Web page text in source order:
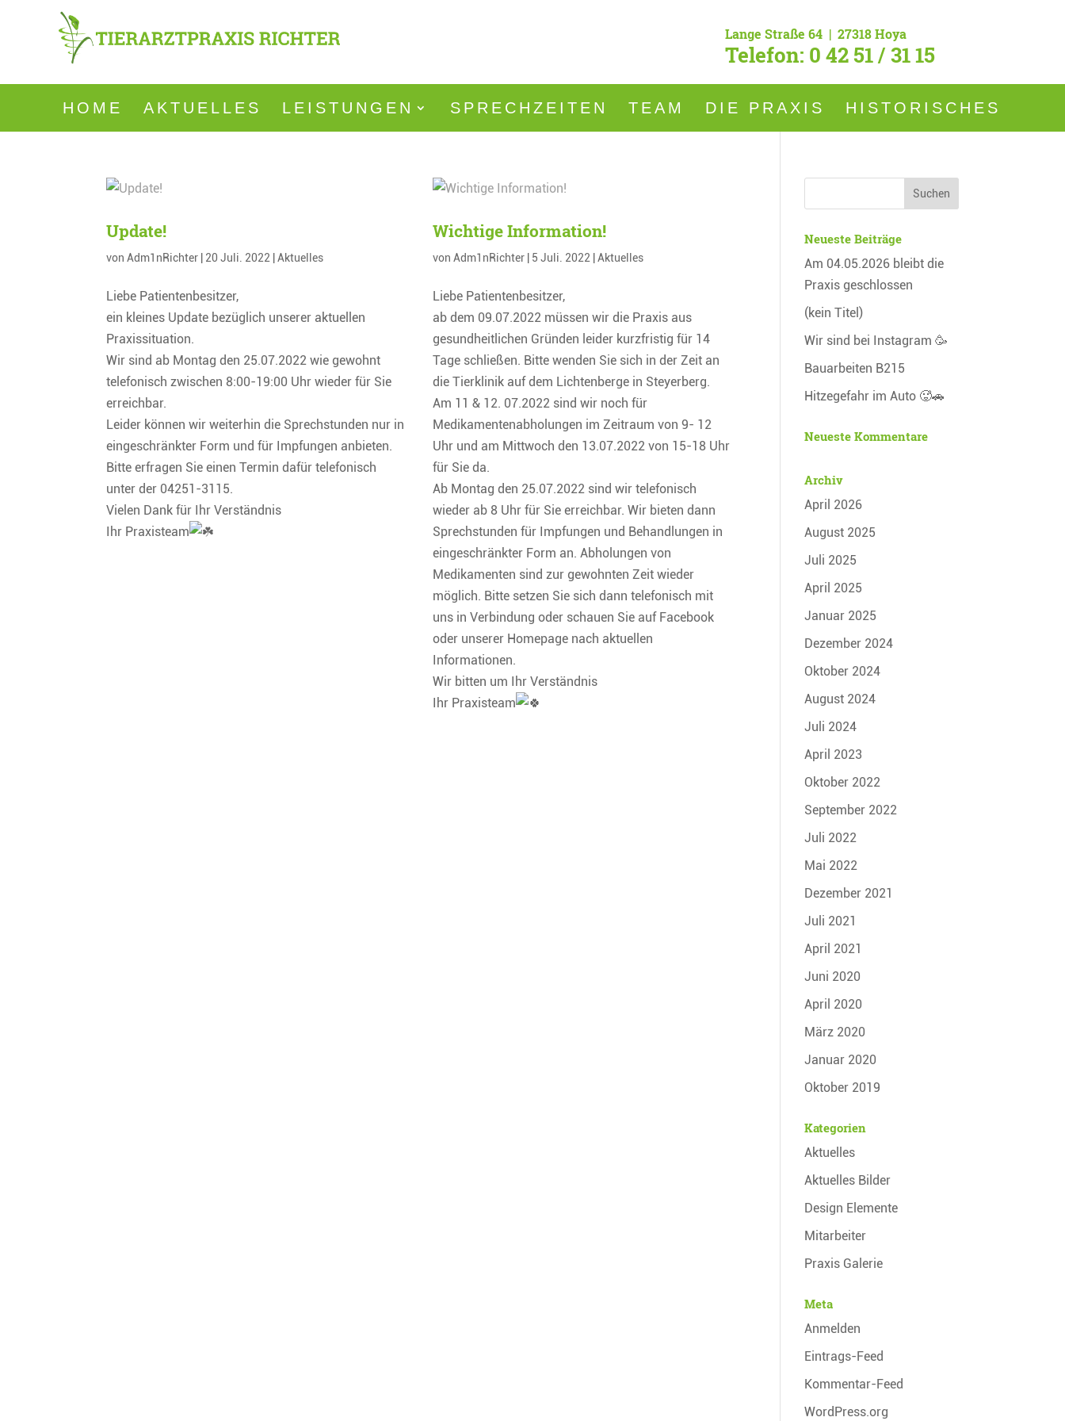
Lange Straße 64 | 27318 Hoya
Telefon: 0 42 51 / 31 15
HOME AKTUELLES LEISTUNGEN SPRECHZEITEN TEAM DIE PRAXIS HISTORISCHES
Update!
vonAdm1nRichter 20 Juli. 2022 |Aktuelles
Liebe Patientenbesitzer,
ein kleines Update bezüglich unserer aktuellen
Praxissituation.
Wir sind ab Montag den 25.07.2022 wie gewohnt
telefonisch zwischen 8:00-19:00 Uhr wieder für Sie
erreichbar.
Leider können wir weiterhin die Sprechstunden nur in
eingeschränkter Form und für Impfungen anbieten.
Bitte erfragen Sie einen Termin dafür telefonisch
unter der 04251-3115.
Vielen Dank für Ihr Verständnis
Ihr Praxisteam
Wichtige Information!
vonAdm1nRichter 5 Juli. 2022 |Aktuelles
Liebe Patientenbesitzer,
ab dem 09.07.2022 müssen wir die Praxis aus
gesundheitlichen Gründen leider kurzfristig für 14
Tage schließen. Bitte wenden Sie sich in der Zeit an
die Tierklinik auf dem Lichtenberge in Steyerberg.
Am 11 & 12. 07.2022 sind wir noch für
Medikamentenabholungen im Zeitraum von 9- 12
Uhr und am Mittwoch den 13.07.2022 von 15-18 Uhr
für Sie da.
Ab Montag den 25.07.2022 sind wir telefonisch
wieder ab 8 Uhr für Sie erreichbar. Wir bieten dann
Sprechstunden für Impfungen und Behandlungen in
eingeschränkter Form an. Abholungen von
Medikamenten sind zur gewohnten Zeit wieder
möglich. Bitte setzen Sie sich dann telefonisch mit
uns in Verbindung oder schauen Sie auf Facebook
oder unserer Homepage nach aktuellen
Informationen.
Wir bitten um Ihr Verständnis
Ihr Praxisteam
Neueste Beiträge
Am 04.05.2026 bleibt die
Praxis geschlossen
(kein Titel)
Wir sind bei Instagram 🥳
Bauarbeiten B215
Hitzegefahr im Auto 🥵🚗
Neueste Kommentare
Archiv
April 2026
August 2025
Juli 2025
April 2025
Januar 2025
Dezember 2024
Oktober 2024
August 2024
Juli 2024
April 2023
Oktober 2022
September 2022
Juli 2022
Mai 2022
Dezember 2021
Juli 2021
April 2021
Juni 2020
April 2020
März 2020
Januar 2020
Oktober 2019
Kategorien
Aktuelles
Aktuelles Bilder
Design Elemente
Mitarbeiter
Praxis Galerie
Meta
Anmelden
Eintrags-Feed
Kommentar-Feed
WordPress.org